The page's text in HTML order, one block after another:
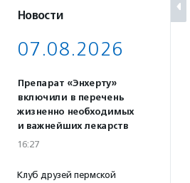
Новости
07.08.2026
Препарат «Энхерту»
включили в перечень
жизненно необходимых
и важнейших лекарств
16:27
Клуб друзей пермской